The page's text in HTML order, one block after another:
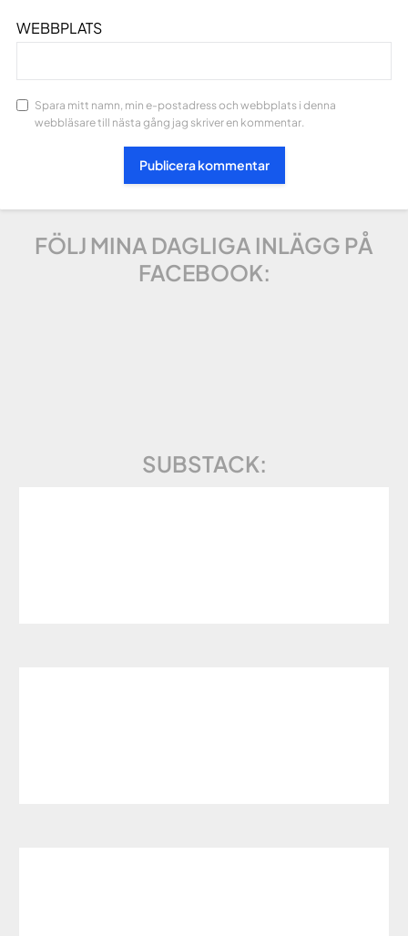
WEBBPLATS
Spara mitt namn, min e-postadress och webbplats i denna
webbläsare till nästa gång jag skriver en kommentar.
FÖLJ MINA DAGLIGA INLÄGG PÅ
FACEBOOK:
SUBSTACK: